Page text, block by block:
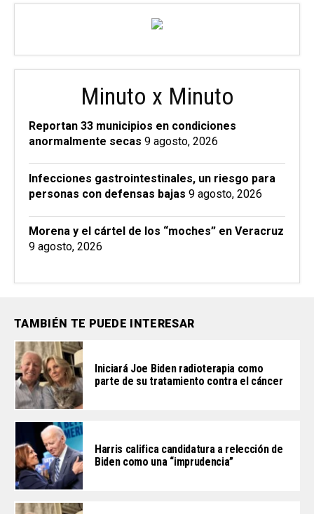
Minuto x Minuto
Reportan 33 municipios en condiciones
anormalmente secas 9 agosto, 2026
Infecciones gastrointestinales, un riesgo para
personas con defensas bajas 9 agosto, 2026
Morena y el cártel de los “moches” en Veracruz
9 agosto, 2026
TAMBIÉN TE PUEDE INTERESAR
Iniciará Joe Biden radioterapia como
parte de su tratamiento contra el cáncer
Harris califica candidatura a relección de
Biden como una “imprudencia”